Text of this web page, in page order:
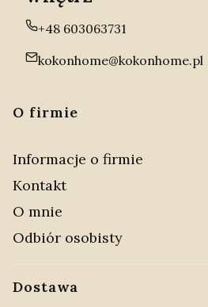
+48 603063731
kokonhome@kokonhome.pl
Linki w stopce
O firmie
Informacje o firmie
Kontakt
O mnie
Odbiór osobisty
Dostawa